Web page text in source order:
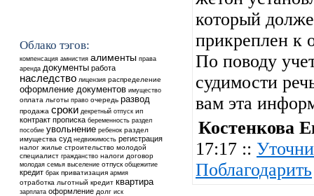
Облако тэгов:
компенсация амнистия алименты права
аренда документы работа
наследство лицензия распределение
оформление документов имущество
оплата льготы право очередь развод
продажа сроки декретный отпуск ип
контракт прописка беременность раздел
пособие увольнение ребенок раздел
имущества суд недвижимость регистрация
налог жилье строительство молодой
специалист гражданство налоги договор
молодая семья выселение отпуск общежитие
кредит брак приватизация армия
отработка льготный кредит квартира
зарплата оформление долг иск
который
прикреплен к
По поводу
судимости
вам эта
Костенкова
17:17 ::
Поблагодарить